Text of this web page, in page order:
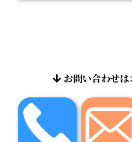
お問い合わせは